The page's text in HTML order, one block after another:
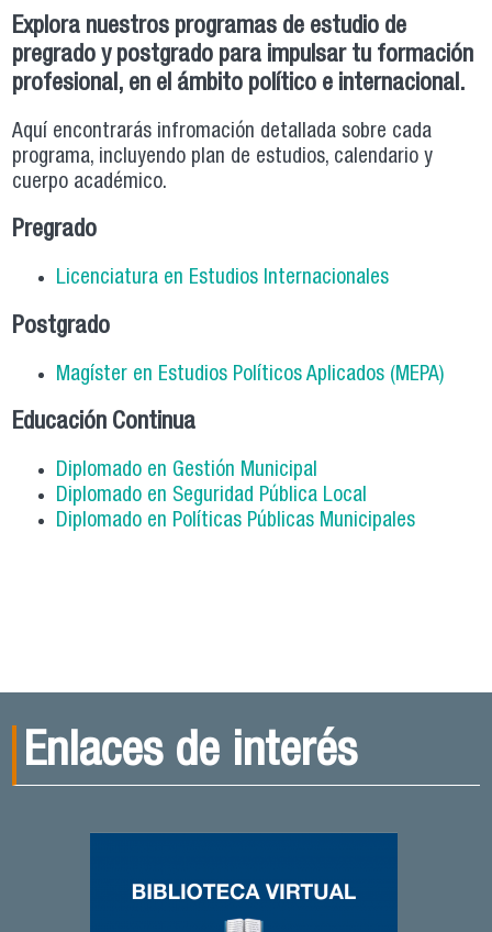
Explora nuestros programas de estudio de
pregrado y postgrado para impulsar tu formación
profesional, en el ámbito político e internacional.
Aquí encontrarás infromación detallada sobre cada
programa, incluyendo plan de estudios, calendario y
cuerpo académico.
Pregrado
Licenciatura en Estudios Internacionales
Postgrado
Magíster en Estudios Políticos Aplicados (MEPA)
Educación Continua
Diplomado en Gestión Municipal
Diplomado en Seguridad Pública Local
Diplomado en Políticas Públicas Municipales
Enlaces de interés